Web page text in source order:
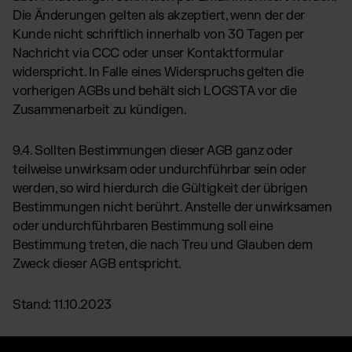
Die Änderungen gelten als akzeptiert, wenn der der
Kunde nicht schriftlich innerhalb von 30 Tagen per
Nachricht via CCC oder unser Kontaktformular
widerspricht. In Falle eines Widerspruchs gelten die
vorherigen AGBs und behält sich LOGSTA vor die
Zusammenarbeit zu kündigen.
9.4. Sollten Bestimmungen dieser AGB ganz oder
teilweise unwirksam oder undurchführbar sein oder
werden, so wird hierdurch die Gültigkeit der übrigen
Bestimmungen nicht berührt. Anstelle der unwirksamen
oder undurchführbaren Bestimmung soll eine
Bestimmung treten, die nach Treu und Glauben dem
Zweck dieser AGB entspricht.
Stand: 11.10.2023